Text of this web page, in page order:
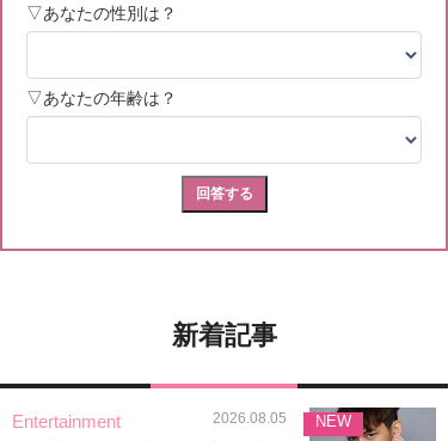
新着記事
Entertainment 2026.08.05 NEW